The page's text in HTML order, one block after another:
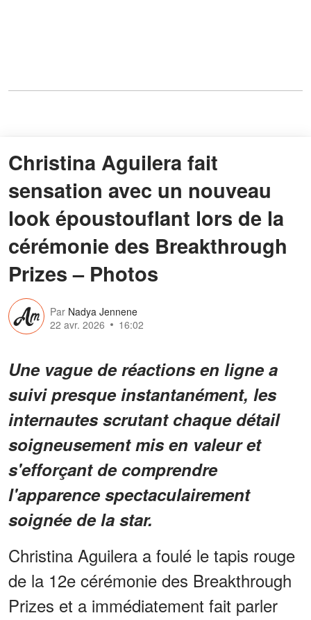
Christina Aguilera fait
sensation avec un nouveau
look époustouflant lors de la
cérémonie des Breakthrough
Prizes – Photos
Par Nadya Jennene
22 avr. 2026
16:02
Une vague de réactions en ligne a
suivi presque instantanément, les
internautes scrutant chaque détail
soigneusement mis en valeur et
s'efforçant de comprendre
l'apparence spectaculairement
soignée de la star.
Christina Aguilera a foulé le tapis rouge
de la 12e cérémonie des Breakthrough
Prizes et a immédiatement fait parler